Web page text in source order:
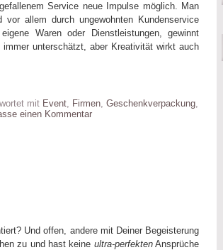
Service neue Impulse möglich. Man
allem durch ungewohnten Kundenservice
Waren oder Dienstleistungen, gewinnt
unterschätzt, aber Kreativität wirkt auch
mit Event, Firmen, Geschenkverpackung,
einen Kommentar
Und offen, andere mit Deiner Begeisterung
zu und hast keine ultra-perfektenAnsprüche